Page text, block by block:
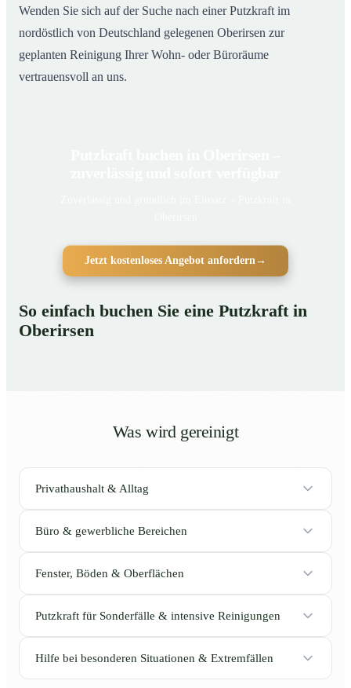
Wenden Sie sich auf der Suche nach einer Putzkraft im
nordöstlich von Deutschland gelegenen Oberirsen zur
geplanten Reinigung Ihrer Wohn- oder Büroräume
vertrauensvoll an uns.
Jetzt kostenloses Angebot anfordern→
So einfach buchen Sie eine Putzkraft in
Oberirsen
Was wird gereinigt
Privathaushalt & Alltag
Büro & gewerbliche Bereichen
Fenster, Böden & Oberflächen
Putzkraft für Sonderfälle & intensive Reinigungen
Hilfe bei besonderen Situationen & Extremfällen